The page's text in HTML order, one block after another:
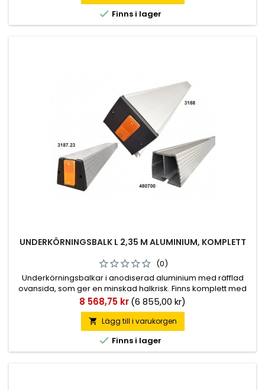
 Finns i lager
UNDERKÖRNINGSBALK L 2,35 M ALUMINIUM, KOMPLETT
(0)
Underkörningsbalkar i anodiserad aluminium med räfflad
ovansida, som ger en minskad halkrisk. Finns komplett med
ändstycke, reflex och mutterplattor M16, men även utan
dessa detaljer. Finns reservdelar att tillgå. För fordon
registrerade efter 2010-03-11 välj 3188.
Pris
8 568,75 kr(6 855,00 kr)
 Lägg till i varukorgen
 Finns i lager